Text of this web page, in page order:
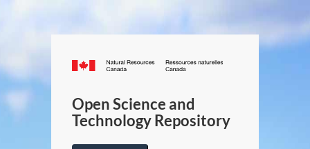
Canada.ca
/
Canada
Open Science and
Technology Repository